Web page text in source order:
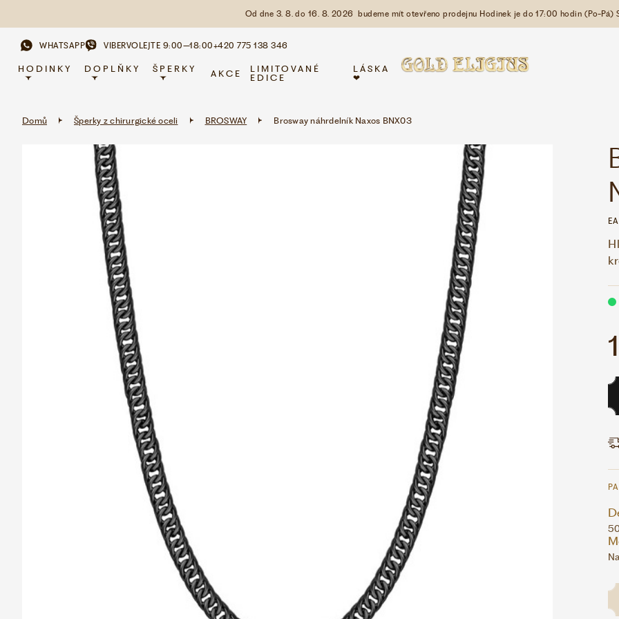
Od dne 3. 8. do 16. 8. 2026 budeme mít otevřeno prodejnu Hodinek je do 17:00 hodin (Po-Pá)
WHATSAPP VIBERVOLEJTE 9:00–18:00+420 775 138 346
HODINKY DOPLŇKY ŠPERKY AKCE
LIMITOVANÉ
EDICE
LÁSKA
❤
Domů Šperky z chirurgické oceli BROSWAY Brosway náhrdelník Naxos BNX03